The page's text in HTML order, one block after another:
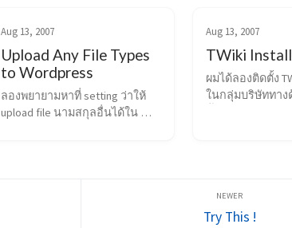
Aug 13, 2007
Upload Any File Types
to Wordpress
ลองพยายามหาที่ setting ว่าให้
upload file นามสกุลอื่นได้ใน
Aug 13, 2007
TWiki
ผมได้ลองติดตั้ง
ในกลุ่มบริษัททาง
ลงบน ...
Try This !